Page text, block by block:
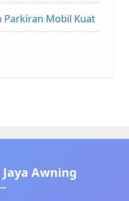
Parkiran Mobil Kuat
Awning